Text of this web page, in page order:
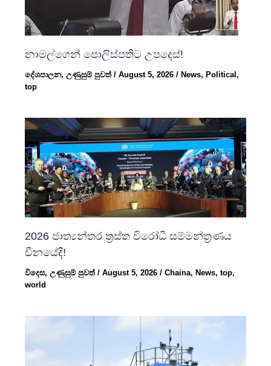
නාමල්ගෙන් පොලිස්පතිට උපදෙස්!
දේශපාලන,උණුසුම් පුවත්/August 5, 2026/ News, Political,
top
2026 ජාත්‍යන්තර ත්‍රස්ත විරෝධී සම්මන්ත්‍රණය
චීනයේදී!
විදෙස,උණුසුම් පුවත්/August 5, 2026/Chaina, News,top,
world